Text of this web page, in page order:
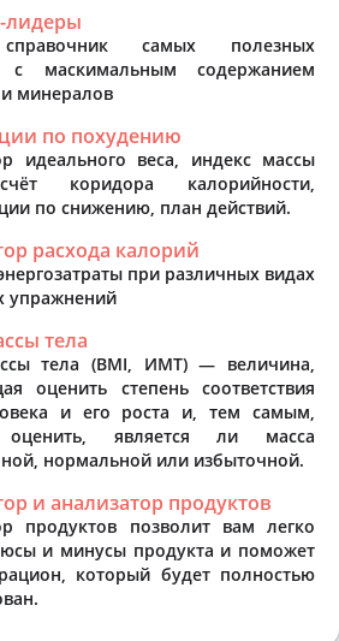
лидеры
самых полезных
с маскимальным содержанием
минералов
по похудению
идеального веса, индекс массы
коридора калорийности,
по снижению, план действий.
расхода калорий
при различных видах
упражнений
тела
тела (BMI, ИМТ) — величина,
оценить степень соответствия
и его роста и, тем самым,
оценить, является ли масса
нормальной или избыточной.
и анализатор продуктов
продуктов позволит вам легко
и минусы продукта и поможет
который будет полностью